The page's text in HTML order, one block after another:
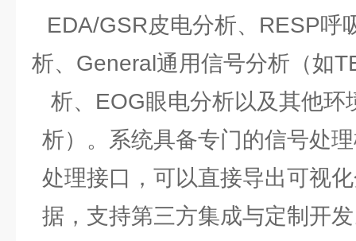
EDA/GSR皮电分析、RESP呼
析、General通用信号分析（如
析、EOG眼电分析以及其他环
析）。系统具备专门的信号处
处理接口，可以直接导出可视
据，支持第三方集成与定制开